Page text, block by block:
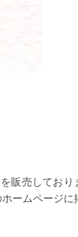
販売しており
ームページに